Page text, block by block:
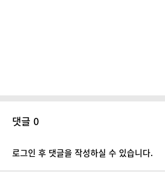
댓글 0
로그인 후 댓글을 작성하실 수 있습니다.